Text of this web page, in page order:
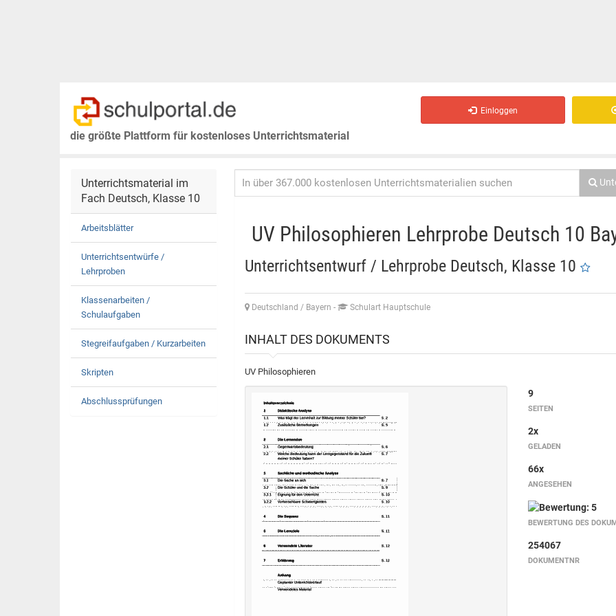
die größte Plattform für kostenloses Unterrichtsmaterial
Einloggen
Unterrichtsmaterial im
Fach Deutsch, Klasse 10
Arbeitsblätter
Unterrichtsentwürfe /
Lehrproben
Klassenarbeiten /
Schulaufgaben
Stegreifaufgaben / Kurzarbeiten
Skripten
Abschlussprüfungen
UV Philosophieren Lehrprobe Deutsch 10
Unterrichtsentwurf / Lehrprobe Deutsch, Klasse 10
Deutschland / Bayern - Schulart Hauptschule
INHALT DES DOKUMENTS
UV Philosophieren
9
SEITEN
2x
GELADEN
66x
ANGESEHEN
BEWERTUNG DES
254067
DOKUMENTNR